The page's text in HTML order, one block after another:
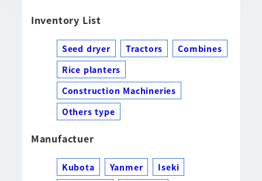
Inventory List
Seed dryer Tractors
Combines
Rice planters
Construction Machineries
Others type
Manufactuer
Kubota Yanmer
Iseki